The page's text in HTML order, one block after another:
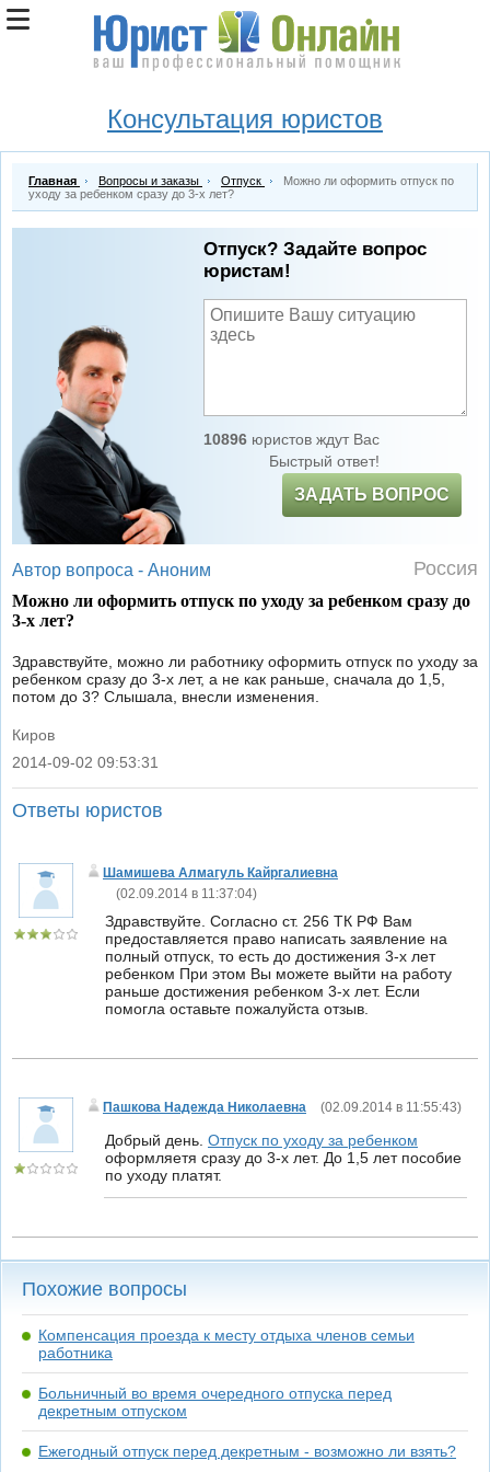
Консультация юристов
Главная Вопросы и заказы Отпуск
Можно ли оформить отпуск по
уходу за ребенком сразу до 3-х лет?
Отпуск? Задайте вопрос
юристам!
10896юристов ждут Вас
Быстрый ответ!
ЗАДАТЬ ВОПРОС
Автор вопроса - Аноним Россия
Можно ли оформить отпуск по уходу за ребенком сразу до
3-х лет?
Здравствуйте, можно ли работнику оформить отпуск по уходу за
ребенком сразу до 3-х лет, а не как раньше, сначала до 1,5,
потом до 3? Слышала, внесли изменения.
Киров
|
2014-09-02 09:53:31
Ответы юристов
Шамишева Алмагуль Кайргалиевна
(02.09.2014 в 11:37:04)
Здравствуйте. Согласно ст. 256 ТК РФ Вам
предоставляется право написать заявление на
полный отпуск, то есть до достижения 3-х лет
ребенком При этом Вы можете выйти на работу
раньше достижения ребенком 3-х лет. Если
помогла оставьте пожалуйста отзыв.
Пашкова Надежда Николаевна (02.09.2014 в 11:55:43)
Добрый день. Отпуск по уходу за ребенком
оформляетя сразу до 3-х лет. До 1,5 лет пособие
по уходу платят.
Похожие вопросы
Компенсация проезда к месту отдыха членов семьи
работника
Больничный во время очередного отпуска перед
декретным отпуском
Ежегодный отпуск перед декретным - возможно ли взять?